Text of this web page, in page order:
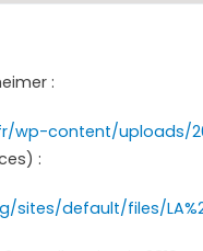
:
content/uploads/
:
default/files/